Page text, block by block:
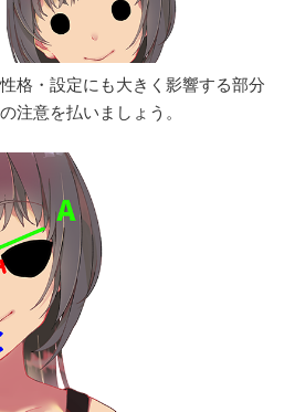
格・設定にも大きく影響する部分
注意を払いましょう。